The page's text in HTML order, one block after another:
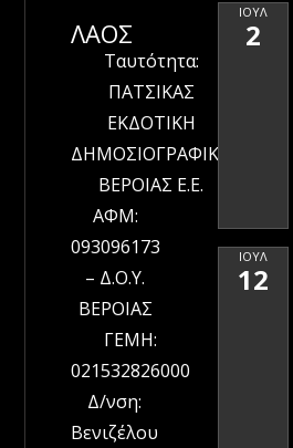
ΛΑΟΣ
Ταυτότητα:
ΠΑΤΣΙΚΑΣ
ΕΚΔΟΤΙΚΗ
ΔΗΜΟΣΙΟΓΡΑΦΙΚΗ
ΒΕΡΟΙΑΣ Ε.Ε.
ΑΦΜ:
093096173
– Δ.Ο.Υ.
ΒΕΡΟΙΑΣ
ΓΕΜΗ:
021532826000
Δ/νση:
Βενιζέλου
ΙΟΎΛ
2
ΙΟΎΛ
12